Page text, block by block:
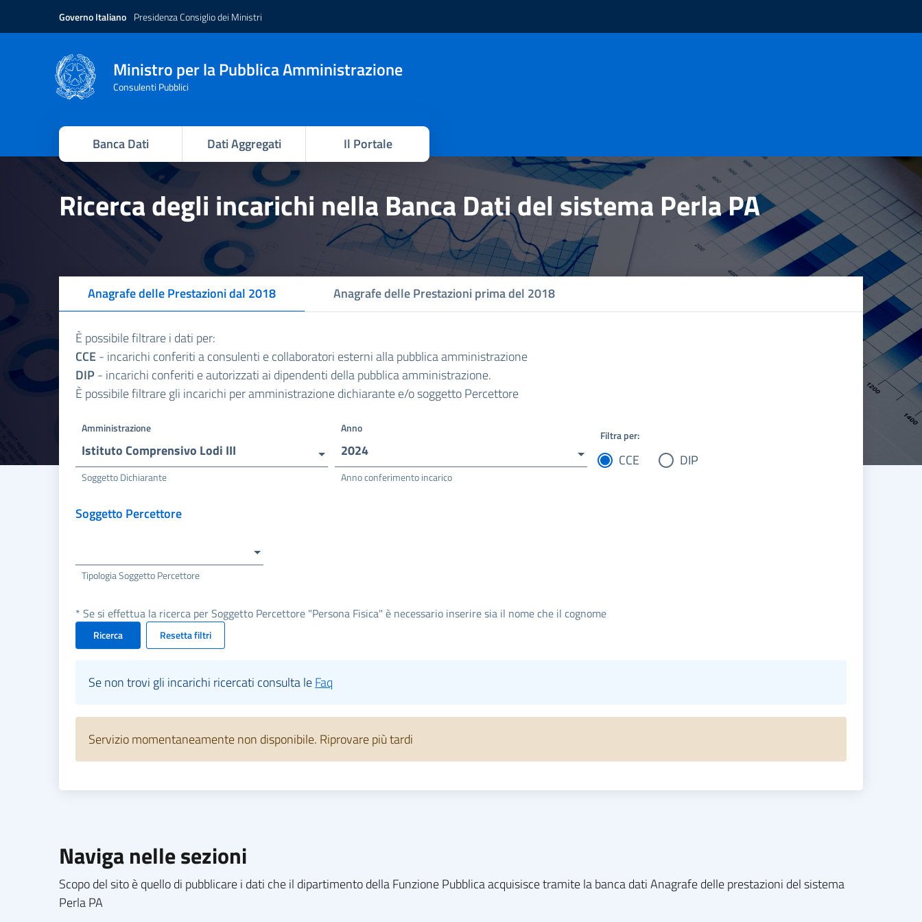
Governo Italiano Presidenza Consiglio dei Ministri
Ministro per la Pubblica Amministrazione
Consulenti Pubblici
Banca Dati Dati Aggregati Il Portale
Ricerca degli incarichi nella Banca Dati del sistema Perla PA
Anagrafe delle Prestazioni dal 2018 Anagrafe delle Prestazioni prima del 2018
È possibile filtrare i dati per:
CCE- incarichi conferiti a consulenti e collaboratori esterni alla pubblica amministrazione
DIP - incarichi conferiti e autorizzati ai dipendenti della pubblica amministrazione.
È possibile filtrare gli incarichi per amministrazione dichiarante e/o soggetto Percettore
Amministrazione
Istituto Comprensivo Lodi III
Soggetto Dichiarante
Anno
2024
Anno conferimento incarico
Filtra per:
CCE DIP
Soggetto Percettore
Tipologia Soggetto Percettore
* Se si effettua la ricerca per Soggetto Percettore "Persona Fisica" è necessario inserire sia il nome che il cognome
Ricerca Resetta filtri
Se non trovi gli incarichi ricercati consulta leFaq
Servizio momentaneamente non disponibile. Riprovare più tardi
Naviga nelle sezioni
Scopo del sito è quello di pubblicare i dati che il dipartimento della Funzione Pubblica acquisisce tramite la banca dati Anagrafe delle prestazioni del sistema
Perla PA